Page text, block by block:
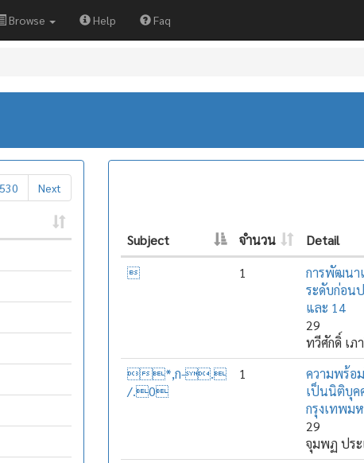
Browse Help Faq
Next
Subject จำนวน Detail

1
การพัฒนา
ระดับก่อน
และ 14
29
ทวีศักดิ์ เภ
*,ก-.
/.0
1
ความพร้อ
เป็นนิติบุค
กรุงเทพม
29
จุมพฏ ประ